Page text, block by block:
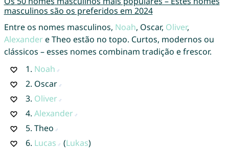
masculinos são os preferidos em 2024
Entre os nomes masculinos, Noah, Oscar, Oliver,
Alexandere Theo estão no topo. Curtos, modernos ou
clássicos – esses nomes combinam tradição e frescor.
1. Noah
2. Oscar
3. Oliver
4. Alexander
5. Theo
6. Lucas (Lukas)